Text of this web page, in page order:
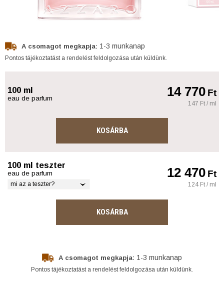
A csomagot megkapja: 1-3 munkanap
Pontos tájékoztatást a rendelést feldolgozása után küldünk.
100 ml
eau de parfum 14 770Ft
147 Ft / ml
KOSÁRBA
100 ml teszter
eau de parfum
mi az a teszter?
12 470Ft
124 Ft / ml
KOSÁRBA
A csomagot megkapja: 1-3 munkanap
Pontos tájékoztatást a rendelést feldolgozása után küldünk.